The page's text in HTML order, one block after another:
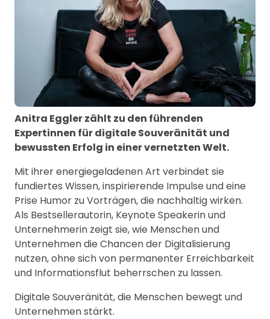
Anitra Eggler zählt zu den führenden
Expertinnen für digitale Souveränität und
bewussten Erfolg in einer vernetzten Welt.
Mit ihrer energiegeladenen Art verbindet sie
fundiertes Wissen, inspirierende Impulse und eine
Prise Humor zu Vorträgen, die nachhaltig wirken.
Als Bestsellerautorin, Keynote Speakerin und
Unternehmerin zeigt sie, wie Menschen und
Unternehmen die Chancen der Digitalisierung
nutzen, ohne sich von permanenter Erreichbarkeit
und Informationsflut beherrschen zu lassen.
Digitale Souveränität, die Menschen bewegt und
Unternehmen stärkt.